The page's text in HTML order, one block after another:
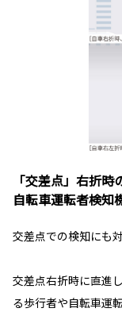
「交差点」右折
自転車運転者検知
交差点での検知にも対
交差点右折時に直進
る歩行者や自転車運